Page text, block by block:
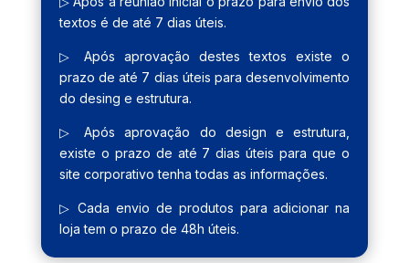
textos é de até 7 dias úteis.
▷ Após aprovação destes textos existe o
prazo de até 7 dias úteis para desenvolvimento
do desing e estrutura.
▷ Após aprovação do design e estrutura,
existe o prazo de até 7 dias úteis para que o
site corporativo tenha todas as informações.
▷ Cada envio de produtos para adicionar na
loja tem o prazo de 48h úteis.